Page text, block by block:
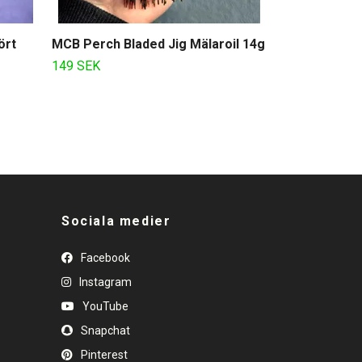
MCB Perch Bladed Jig Mälaroil 14g
149 SEK
Sociala medier
Facebook
Instagram
YouTube
Snapchat
Pinterest